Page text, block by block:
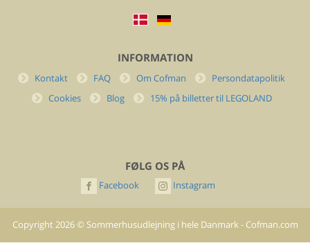
INFORMATION
Kontakt FAQ Om Cofman
Persondatapolitik
Cookies
Blog 15% på billetter til LEGOLAND
FØLG OS PÅ
Facebook Instagram
Copyright 2026© Sommerhusudlejning i hele Danmark - Cofman.com